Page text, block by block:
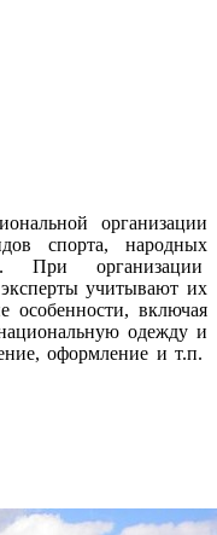
организации
спорта, народных
При организации
учитывают их
особенности, включая
одежду и
оформление и т.п.